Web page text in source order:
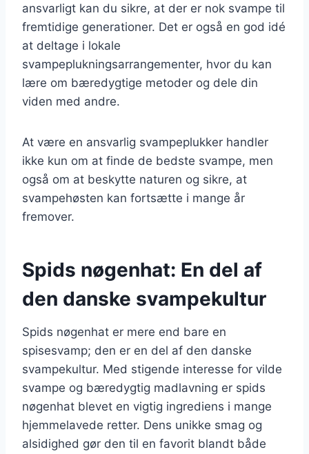
ansvarligt kan du sikre, at der er nok svampe til
fremtidige generationer. Det er også en god idé
at deltage i lokale
svampeplukningsarrangementer, hvor du kan
lære om bæredygtige metoder og dele din
viden med andre.
At være en ansvarlig svampeplukker handler
ikke kun om at finde de bedste svampe, men
også om at beskytte naturen og sikre, at
svampehøsten kan fortsætte i mange år
fremover.
Spids nøgenhat: En del af
den danske svampekultur
Spids nøgenhat er mere end bare en
spisesvamp; den er en del af den danske
svampekultur. Med stigende interesse for vilde
svampe og bæredygtig madlavning er spids
nøgenhat blevet en vigtig ingrediens i mange
hjemmelavede retter. Dens unikke smag og
alsidighed gør den til en favorit blandt både